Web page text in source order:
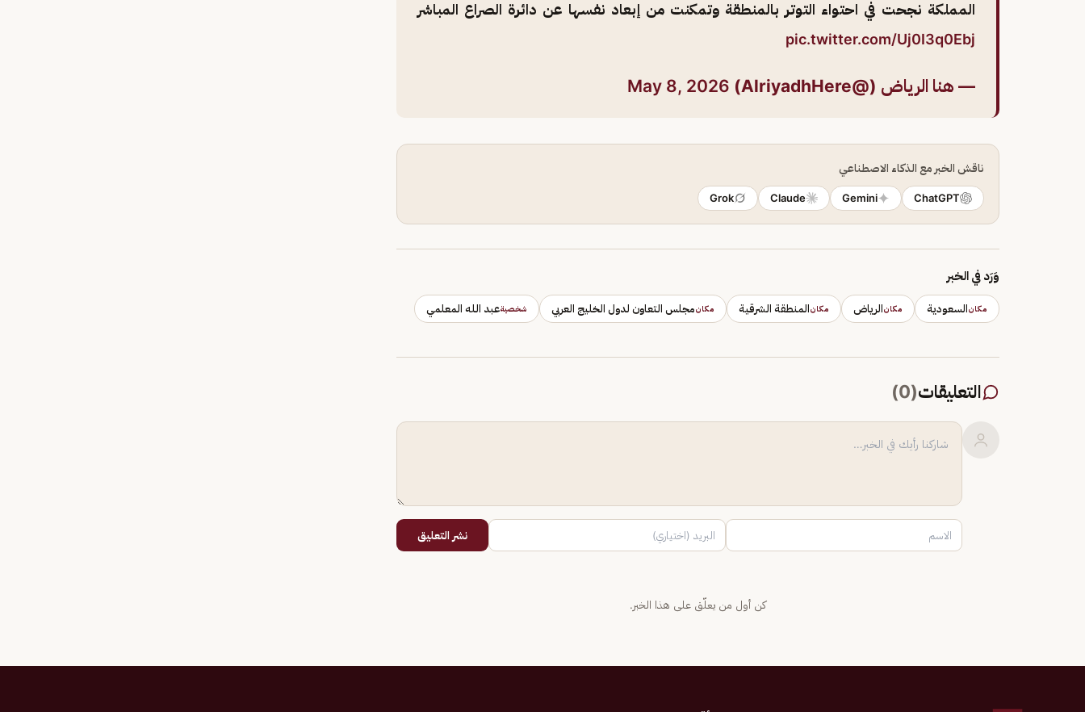
المملكة نجحت في احتواء التوتر بالمنطقة وتمكنت من إبعاد نفسها عن دائرة الصراع المباشر
pic.twitter.com/Uj0I3q0Ebj
— هنا الرياض (@AlriyadhHere) May 8, 2026
ناقش الخبر مع الذكاء الاصطناعي
ChatGPT
Gemini
Claude
Grok
وَرَد في الخبر
مكانالسعودية مكانالرياض مكانالمنطقة الشرقية مكانمجلس التعاون لدول الخليج العربي شخصيةعبد الله المعلمي
التعليقات(
0
)
نشر التعليق
كن أول من يعلّق على هذا الخبر.